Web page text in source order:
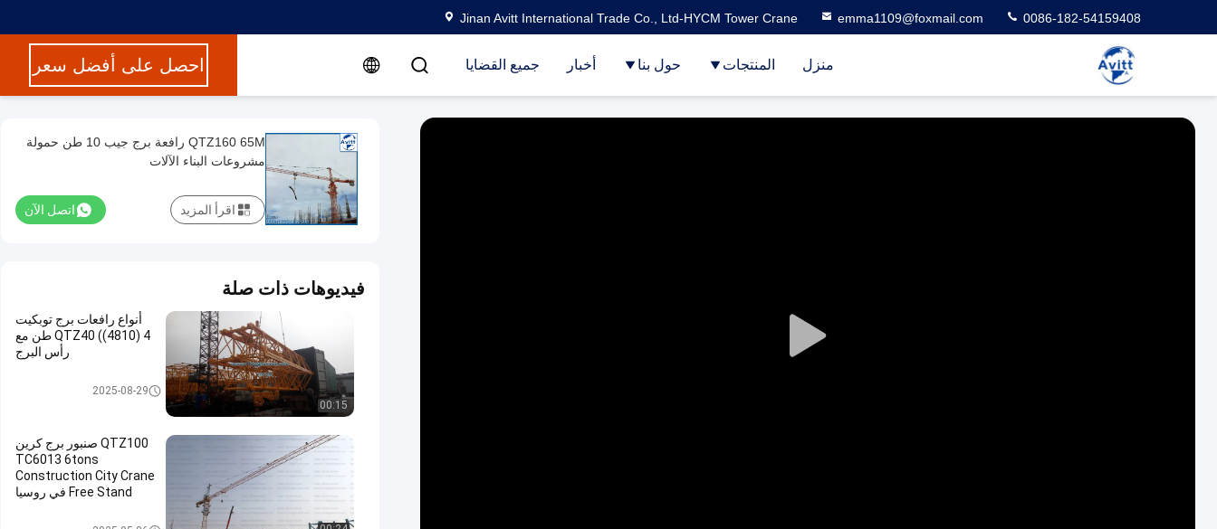
Jinan Avitt International Trade Co., Ltd-HYCM Tower Crane emma1109@foxmail.com 0086-182-54159408
منزل المنتجات حول بنا أخبار جميع القضايا احصل على أفضل سعر
Play
QTZ160 65M رافعة برج جيب 10 طن حمولة
مشروعات البناء الآلات
اتصل الآن اقرأ المزيد
فيديوهات ذات صلة
00:15
أنواع رافعات برج توبكيت
QTZ40 ((4810) 4 طن مع
رأس البرج
2025-08-29
QTZ100 صنبور برج كرين
TC6013 6tons
Construction City Crane
Free Stand في روسيا